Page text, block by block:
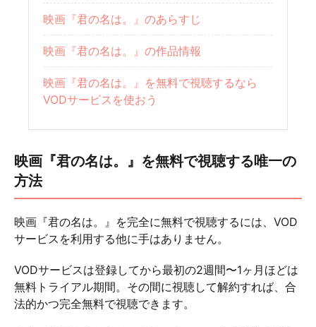
映画『君の名は。』のあらすじ
映画『君の名は。』の作品情報
映画『君の名は。』を無料で視聴するなら
VODサービスを使おう
映画『君の名は。』を無料で視聴する唯一の
方法
映画『君の名は。』を完全に無料で視聴するには、VOD
サービスを利用する他に手はありません。
VODサービスは登録してから最初の2週間〜1ヶ月ほどは
無料トライアル期間。その間に視聴して解約すれば、合
法的かつ完全無料で視聴できます。